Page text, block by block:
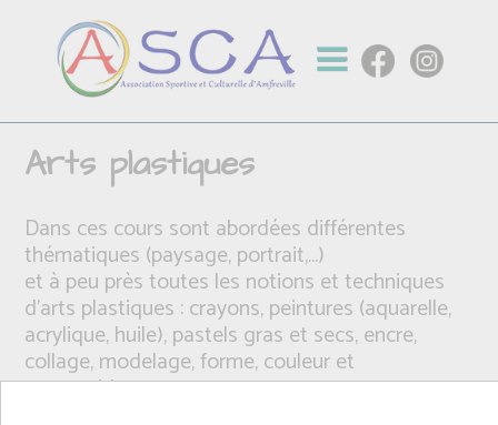
Arts plastiques
Dans ces cours sont abordées différentes
thématiques (paysage, portrait,...)
et à peu près toutes les notions et techniques
d’arts plastiques : crayons, peintures (aquarelle,
acrylique, huile), pastels gras et secs, encre,
collage, modelage, forme, couleur et
composition,